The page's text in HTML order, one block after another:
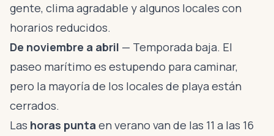
gente, clima agradable y algunos locales con
horarios reducidos.
De noviembre a abril — Temporada baja. El
paseo marítimo es estupendo para caminar,
pero la mayoría de los locales de playa están
cerrados.
Las horas punta en verano van de las 11 a las 16